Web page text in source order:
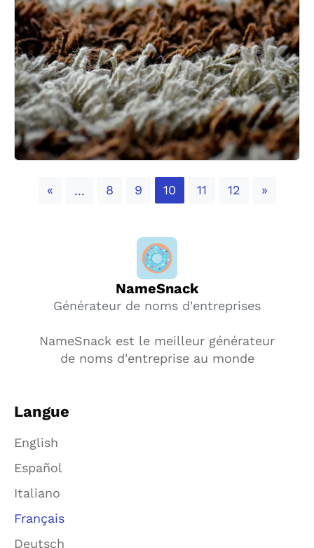
«Previous
... 8 9 10 11 12 »Next
NameSnack
Générateur de noms d'entreprises
NameSnack est le meilleur générateur
de noms d'entreprise au monde
Langue
English
Español
Italiano
Français
Deutsch